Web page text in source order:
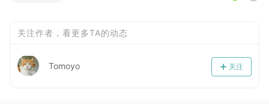
关注作者，看更多TA的动态
关注
Tomoyo